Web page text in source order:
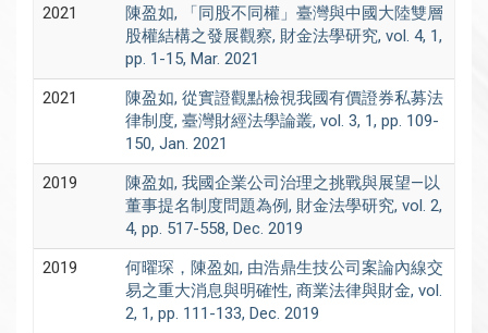
2021
陳盈如, 「同股不同權」臺灣與中國大陸雙層
股權結構之發展觀察, 財金法學研究, vol. 4, 1,
pp. 1-15, Mar. 2021
2021
陳盈如, 從實證觀點檢視我國有價證券私募法
律制度, 臺灣財經法學論叢, vol. 3, 1, pp. 109-
150, Jan. 2021
2019
陳盈如, 我國企業公司治理之挑戰與展望—以
董事提名制度問題為例, 財金法學研究, vol. 2,
4, pp. 517-558, Dec. 2019
2019
何曜琛，陳盈如, 由浩鼎生技公司案論內線交
易之重大消息與明確性, 商業法律與財金, vol.
2, 1, pp. 111-133, Dec. 2019